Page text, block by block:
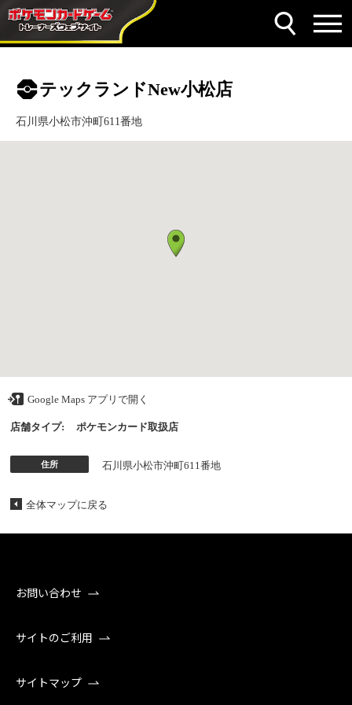
テックランドNew小松店
石川県小松市沖町611番地
Google Maps アプリで開く
店舗タイプ: ポケモンカード取扱店
住所 石川県小松市沖町611番地
全体マップに戻る
お問い合わせ
サイトのご利用
サイトマップ